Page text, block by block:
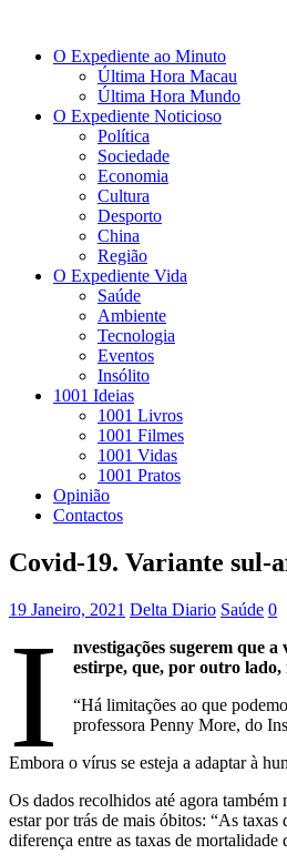
O Expediente ao Minuto
Última Hora Macau
Última Hora Mundo
O Expediente Noticioso
Política
Sociedade
Economia
Cultura
Desporto
China
Região
O Expediente Vida
Saúde
Ambiente
Tecnologia
Eventos
Insólito
1001 Ideias
1001 Livros
1001 Filmes
1001 Vidas
1001 Pratos
Opinião
Contactos
Covid-19. Variante sul-
19 Janeiro, 2021 Delta Diario Saúde 0
I
nvestigações sugerem que
estirpe, que, por outro lado,
“Há limitações ao que
professora Penny More, do
Embora o vírus se esteja a adaptar à
Os dados recolhidos até agora
estar por trás de mais óbitos: “As
diferença entre as taxas de